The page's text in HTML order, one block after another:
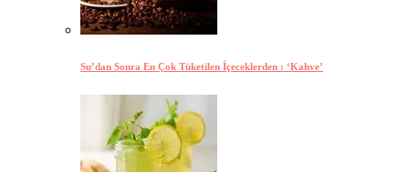
Su’dan Sonra En Çok Tüketilen İçeceklerden : ‘Kahve’